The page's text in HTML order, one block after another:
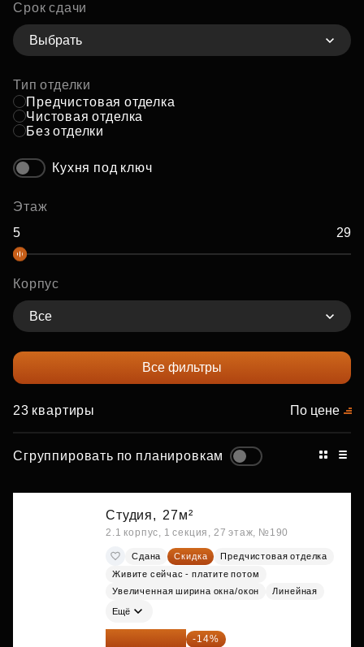
Срок сдачи
Выбрать
Тип отделки
Предчистовая отделка
Чистовая отделка
Без отделки
Кухня под ключ
Этаж
Корпус
Все
Все фильтры
23 квартиры
Сгруппировать по планировкам
По цене
Студия, 27м²
2.1 корпус, 1 секция, 27 этаж, №190
Сдана Скидка
Предчистовая отделка
Живите сейчас - платите потом
Увеличенная ширина окна/окон
Линейная
Ещё
20 147 994 ₽ -14%